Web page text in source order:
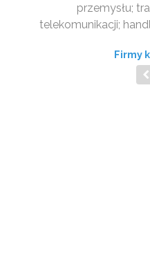
przemysłu;
telekomunikacji;
Firmy